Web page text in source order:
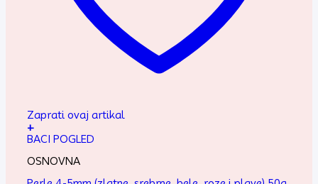
Zaprati ovaj artikal
+
BACI POGLED
OSNOVNA